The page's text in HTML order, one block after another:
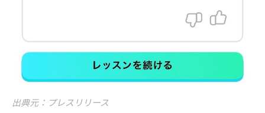
出典元：プレスリリース